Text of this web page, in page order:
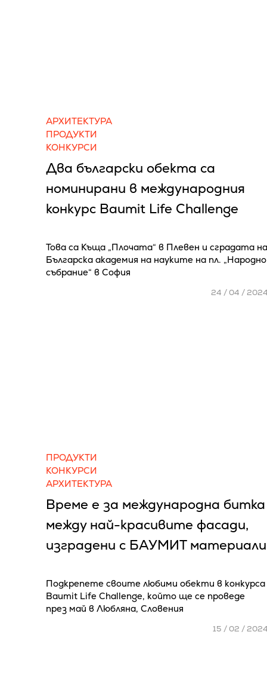
АРХИТЕКТУРА
ПРОДУКТИ
КОНКУРСИ
Два български обекта са
номинирани в международния
конкурс Baumit Life Challenge
Това са Къща „Плочата“ в Плевен и сградата на
Българска академия на науките на пл. „Народно
събрание“ в София
24 / 04 /
ПРОДУКТИ
КОНКУРСИ
АРХИТЕКТУРА
Време е за международна битка
между най-красивите фасади,
изградени с БАУМИТ материали
Подкрепете своите любими обекти в конкурса
Baumit Life Challenge, който ще се проведе
през май в Любляна, Словения
15 / 02 /